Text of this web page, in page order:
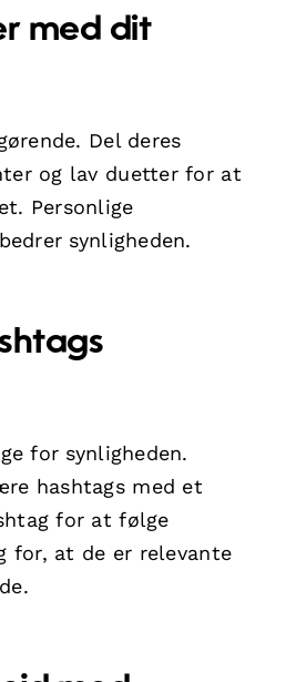
med dit
Del deres
og lav duetter for at
Personlige
synligheden.
for synligheden.
hashtags med et
for at følge
for, at de er relevante